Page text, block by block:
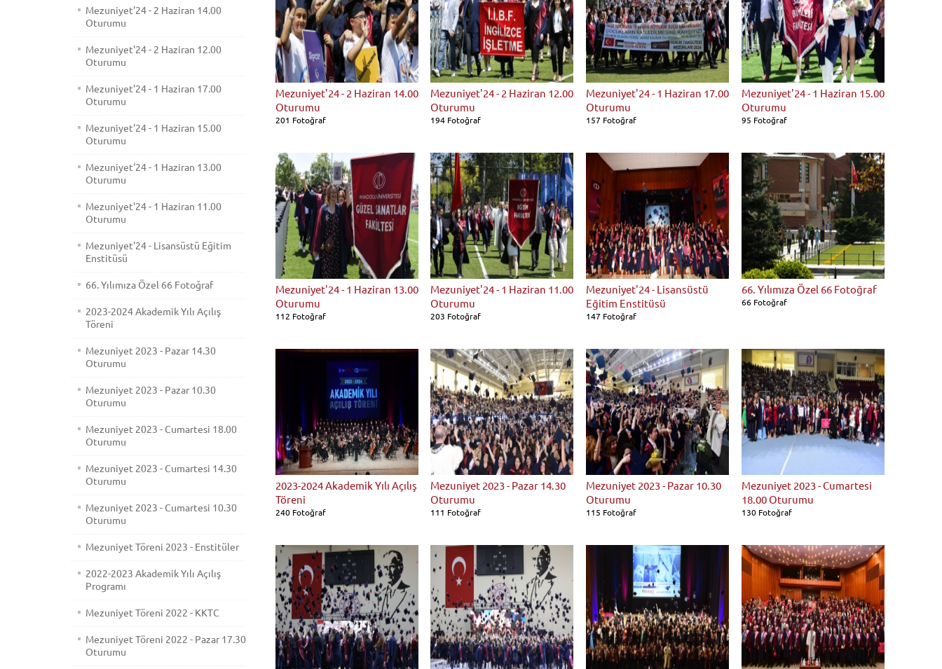
Mezuniyet'24 - 2 Haziran 14.00
Oturumu
201 Fotoğraf
Mezuniyet'24 - 2 Haziran 12.00
Oturumu
194 Fotoğraf
Mezuniyet'24 - 1 Haziran 17.00
Oturumu
157 Fotoğraf
Mezuniyet'24 - 1 Haziran 15.00
Oturumu
95 Fotoğraf
Mezuniyet'24 - 1 Haziran 13.00
Oturumu
112 Fotoğraf
Mezuniyet'24 - 1 Haziran 11.00
Oturumu
203 Fotoğraf
Mezuniyet'24 - Lisansüstü
Eğitim Enstitüsü
147 Fotoğraf
66. Yılımıza Özel 66 Fotoğraf
66 Fotoğraf
2023-2024 Akademik Yılı Açılış
Töreni
240 Fotoğraf
Mezuniyet 2023 - Pazar 14.30
Oturumu
111 Fotoğraf
Mezuniyet 2023 - Pazar 10.30
Oturumu
115 Fotoğraf
Mezuniyet 2023 - Cumartesi
18.00 Oturumu
130 Fotoğraf
Mezuniyet'24 - 2 Haziran 14.00
Oturumu
Mezuniyet'24 - 2 Haziran 12.00
Oturumu
Mezuniyet'24 - 1 Haziran 17.00
Oturumu
Mezuniyet'24 - 1 Haziran 15.00
Oturumu
Mezuniyet'24 - 1 Haziran 13.00
Oturumu
Mezuniyet'24 - 1 Haziran 11.00
Oturumu
Mezuniyet'24 - Lisansüstü Eğitim
Enstitüsü
66. Yılımıza Özel 66 Fotoğraf
2023-2024 Akademik Yılı Açılış
Töreni
Mezuniyet 2023 - Pazar 14.30
Oturumu
Mezuniyet 2023 - Pazar 10.30
Oturumu
Mezuniyet 2023 - Cumartesi 18.00
Oturumu
Mezuniyet 2023 - Cumartesi 14.30
Oturumu
Mezuniyet 2023 - Cumartesi 10.30
Oturumu
Mezuniyet Töreni 2023 - Enstitüler
2022-2023 Akademik Yılı Açılış
Programı
Mezuniyet Töreni 2022 - KKTC
Mezuniyet Töreni 2022 - Pazar 17.30
Oturumu